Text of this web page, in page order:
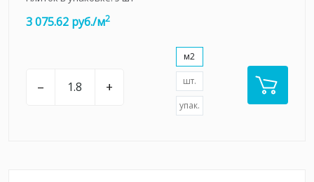
3 075.62 руб./м2
– +
м2
шт.
упак.